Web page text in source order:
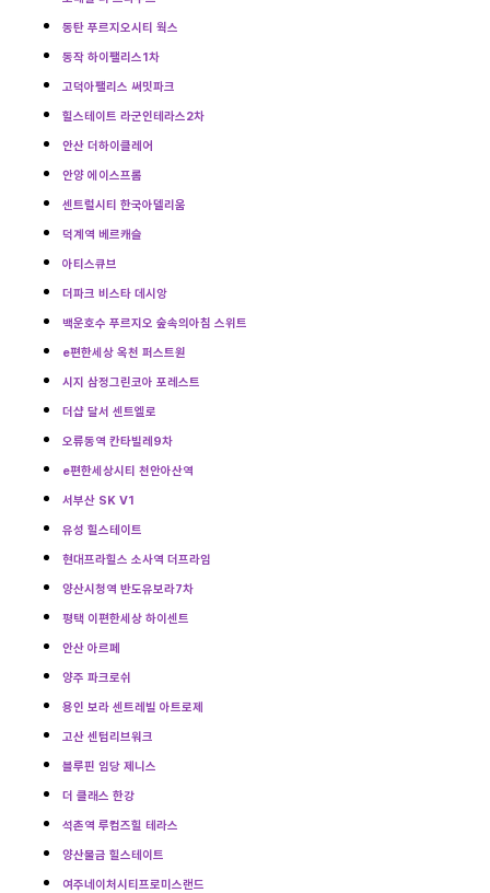
동탄 푸르지오시티 웍스
동작 하이팰리스1차
고덕아팰리스 써밋파크
힐스테이트 라군인테라스2차
안산 더하이클레어
안양 에이스프롬
센트럴시티 한국아델리움
덕계역 베르캐슬
아티스큐브
더파크 비스타 데시앙
백운호수 푸르지오 숲속의아침 스위트
e편한세상 옥천 퍼스트원
시지 삼정그린코아 포레스트
더샵 달서 센트엘로
오류동역 칸타빌레9차
e편한세상시티 천안아산역
서부산 SK V1
유성 힐스테이트
현대프라힐스 소사역 더프라임
양산시청역 반도유보라7차
평택 이편한세상 하이센트
안산 아르페
양주 파크로쉬
용인 보라 센트레빌 아트로제
고산 센텀리브워크
블루핀 임당 제니스
더 클래스 한강
석촌역 루컴즈힐 테라스
양산물금 힐스테이트
여주네이처시티프로미스랜드